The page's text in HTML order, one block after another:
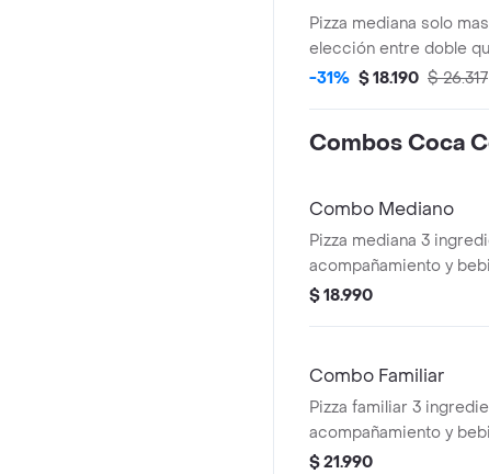
Pizza mediana solo
elección entre doble
veggie)+palitos de ajo
-31% $ 18.190 $ 26.317
Combos Coca
Combo Mediano
Pizza mediana 3
$ 18.990
Combo Familiar
Pizza familiar 3
acompañamiento y
$ 21.990